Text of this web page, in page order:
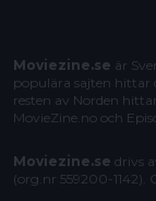
Moviezine.se är
populära sajten hittar
resten av Norden
MovieZine.no och
Moviezine.se drivs
(org.nr 559200-1142).